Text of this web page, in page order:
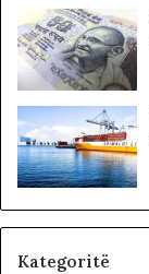
m
i
n
!
Kategoritë